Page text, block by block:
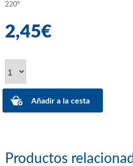
220º
2,45€
Productos